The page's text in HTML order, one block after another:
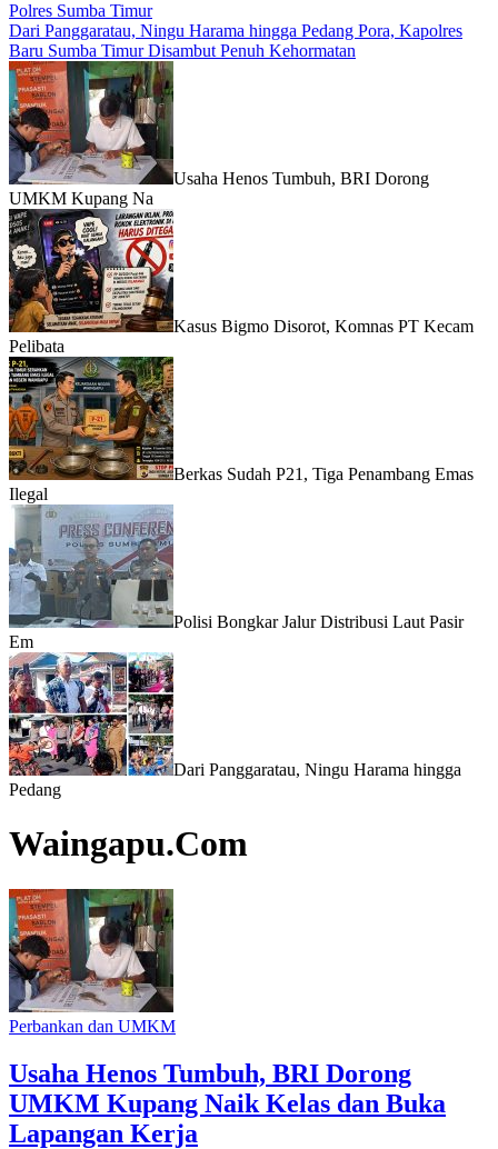
Polres Sumba Timur
Dari Panggaratau, Ningu Harama hingga Pedang Pora, Kapolres
Baru Sumba Timur Disambut Penuh Kehormatan
Usaha Henos Tumbuh, BRI Dorong
UMKM Kupang Na
Kasus Bigmo Disorot, Komnas PT Kecam
Pelibata
Berkas Sudah P21, Tiga Penambang Emas
Ilegal
Polisi Bongkar Jalur Distribusi Laut Pasir
Em
Dari Panggaratau, Ningu Harama hingga
Pedang
Waingapu.Com
Perbankan dan UMKM
Usaha Henos Tumbuh, BRI Dorong
UMKM Kupang Naik Kelas dan Buka
Lapangan Kerja